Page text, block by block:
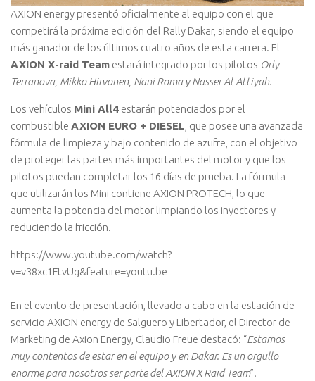
AXION energy presentó oficialmente al equipo con el que
competirá la próxima edición del Rally Dakar, siendo el equipo
más ganador de los últimos cuatro años de esta carrera. El
AXION X-raid Team estará integrado por los pilotos Orly
Terranova, Mikko Hirvonen, Nani Roma y Nasser Al-Attiyah.
Los vehículos Mini All4 estarán potenciados por el
combustible AXION EURO + DIESEL , que posee una avanzada
fórmula de limpieza y bajo contenido de azufre, con el objetivo
de proteger las partes más importantes del motor y que los
pilotos puedan completar los 16 días de prueba. La fórmula
que utilizarán los Mini contiene AXION PROTECH, lo que
aumenta la potencia del motor limpiando los inyectores y
reduciendo la fricción.
https://www.youtube.com/watch?
v=v38xc1FtvUg&feature=youtu.be
En el evento de presentación, llevado a cabo en la estación de
servicio AXION energy de Salguero y Libertador, el Director de
Marketing de Axion Energy, Claudio Freue destacó: “Estamos
muy contentos de estar en el equipo y en Dakar. Es un orgullo
enorme para nosotros ser parte del AXION X Raid Team”.